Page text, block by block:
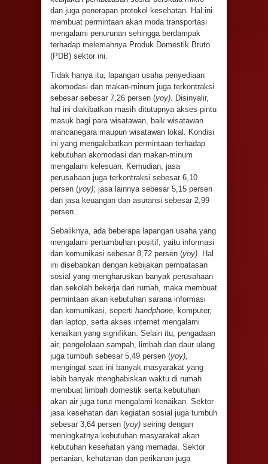
dan juga penerapan protokol kesehatan. Hal ini
membuat permintaan akan moda transportasi
mengalami penurunan sehingga berdampak
terhadap melemahnya Produk Domestik Bruto
(PDB) sektor ini.
Tidak hanya itu, lapangan usaha penyediaan
akomodasi dan makan-minum juga terkontraksi
sebesar sebesar 7,26 persen (yoy). Disinyalir,
hal ini diakibatkan masih ditutupnya akses pintu
masuk bagi para wisatawan, baik wisatawan
mancanegara maupun wisatawan lokal. Kondisi
ini yang mengakibatkan permintaan terhadap
kebutuhan akomodasi dan makan-minum
mengalami kelesuan. Kemudian, jasa
perusahaan juga terkontraksi sebesar 6,10
persen (yoy); jasa lainnya sebesar 5,15 persen
dan jasa keuangan dan asuransi sebesar 2,99
persen.
Sebaliknya, ada beberapa lapangan usaha yang
mengalami pertumbuhan positif, yaitu informasi
dan komunikasi sebesar 8,72 persen (yoy). Hal
ini disebabkan dengan kebijakan pembatasan
sosial yang mengharuskan banyak perusahaan
dan sekolah bekerja dari rumah, maka membuat
permintaan akan kebutuhan sarana informasi
dan komunikasi, seperti handphone, komputer,
dan laptop, serta akses internet mengalami
kenaikan yang signifikan. Selain itu, pengadaan
air, pengelolaan sampah, limbah dan daur ulang
juga tumbuh sebesar 5,49 persen (yoy),
mengingat saat ini banyak masyarakat yang
lebih banyak menghabiskan waktu di rumah
membuat limbah domestik serta kebutuhan
akan air juga turut mengalami kenaikan. Sektor
jasa kesehatan dan kegiatan sosial juga tumbuh
sebesar 3,64 persen (yoy) seiring dengan
meningkatnya kebutuhan masyarakat akan
kebutuhan kesehatan yang memadai. Sektor
pertanian, kehutanan dan perikanan juga